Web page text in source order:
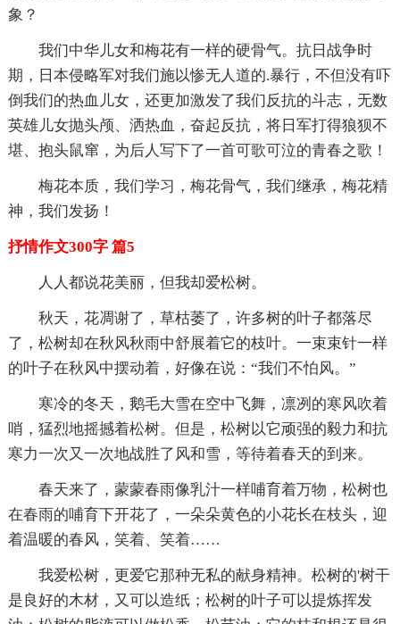
象？
我们中华儿女和梅花有一样的硬骨气。抗日战争时
期，日本侵略军对我们施以惨无人道的.暴行，不但没有吓
倒我们的热血儿女，还更加激发了我们反抗的斗志，无数
英雄儿女抛头颅、洒热血，奋起反抗，将日军打得狼狈不
堪、抱头鼠窜，为后人写下了一首可歌可泣的青春之歌！
梅花本质，我们学习，梅花骨气，我们继承，梅花精
神，我们发扬！
抒情作文300字 篇5
人人都说花美丽，但我却爱松树。
秋天，花凋谢了，草枯萎了，许多树的叶子都落尽
了，松树却在秋风秋雨中舒展着它的枝叶。一束束针一样
的叶子在秋风中摆动着，好像在说：“我们不怕风。”
寒冷的冬天，鹅毛大雪在空中飞舞，凛冽的寒风吹着
哨，猛烈地摇撼着松树。但是，松树以它顽强的毅力和抗
寒力一次又一次地战胜了风和雪，等待着春天的到来。
春天来了，蒙蒙春雨像乳汁一样哺育着万物，松树也
在春雨的哺育下开花了，一朵朵黄色的小花长在枝头，迎
着温暖的春风，笑着、笑着……
我爱松树，更爱它那种无私的献身精神。松树的'树干
是良好的木材，又可以造纸；松树的叶子可以提炼挥发